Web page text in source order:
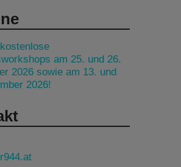
am 25. und 26.
2026 sowie am 13. und
2026!